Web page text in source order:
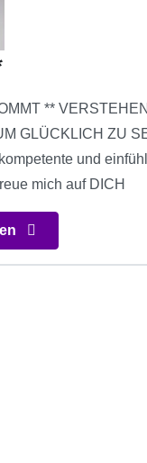
**
GLÜCKLICH ZU
und
mich auf DICH